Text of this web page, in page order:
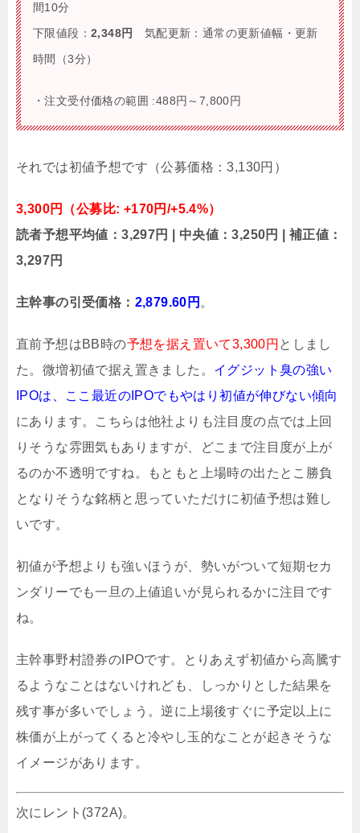
間10分
下限値段： 2,348円
気配更新：通常の更新値幅・更新
時間（3分）
・注文受付価格の範囲 :488円～7,800円
それでは初値予想です（公募価格：3,130円）
3,300円（公募比: +170円/+5.4%）
読者予想平均値：3,297円 | 中央値：3,250円 | 補正値：
3,297円
主幹事の引受価格： 2,879.60円 。
直前予想はBB時の予想を据え置いて3,300円 としまし
た。微増初値で据え置きました。 イグジット臭の強い
IPOは、ここ最近のIPOでもやはり初値が伸びない傾向
にあります。こちらは他社よりも注目度の点では上回
りそうな雰囲気もありますが、どこまで注目度が上が
るのか不透明ですね。もともと上場時の出たとこ勝負
となりそうな銘柄と思っていただけに初値予想は難し
いです。
初値が予想よりも強いほうが、勢いがついて短期セカ
ンダリーでも一旦の上値追いが見られるかに注目です
ね。
主幹事野村證券のIPOです。とりあえず初値から高騰す
るようなことはないけれども、しっかりとした結果を
残す事が多いでしょう。逆に上場後すぐに予定以上に
株価が上がってくると冷やし玉的なことが起きそうな
イメージがあります。
次にレント(372A)。